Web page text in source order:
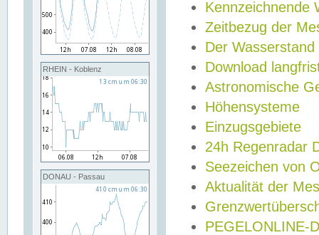
RHEIN - Koblenz
DONAU - Passau
Kennzeichnende
Zeitbezug der
Der Wasserstand
Download
Astronomische
Höhensysteme
Einzugsgebiete
24h Regenradar
Seezeichen von
Aktualität der
PEGELONLINE-